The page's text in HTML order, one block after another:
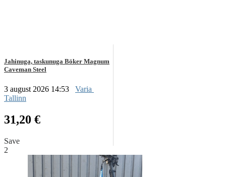
Jahinuga, taskunuga Böker Magnum
Caveman Steel
3 august 2026 14:53
Varia
Tallinn
31,20 €
Save
2